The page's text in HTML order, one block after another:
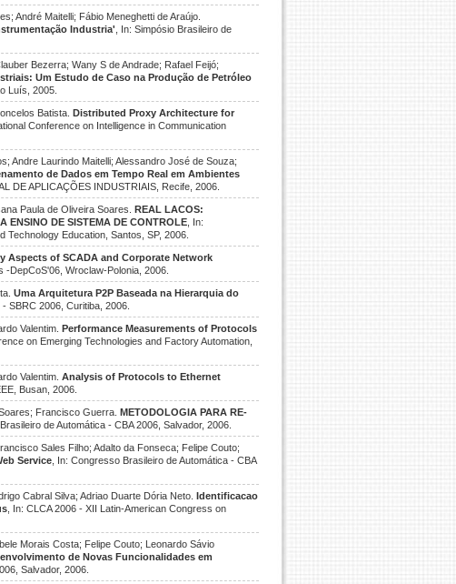
André Maitelli; Fábio Meneghetti de Araújo.
Industria'
, In: Simpósio Brasileiro de
Bezerra; Wany S de Andrade; Rafael Feijó;
Um Estudo de Caso na Produção de Petróleo
Luís, 2005.
Batista. Distributed Proxy Architecture for
Conference on Intelligence in Communication
Andre Laurindo Maitelli; Alessandro José de Souza;
de Dados em Tempo Real em Ambientes
DE APLICAÇÕES INDUSTRIAIS, Recife, 2006.
Paula de Oliveira Soares. REAL LACOS:
ENSINO DE SISTEMA DE CONTROLE , In:
Education, Santos, SP, 2006.
Aspects of SCADA and Corporate Network
-DepCoS'06, Wroclaw-Polonia, 2006.
Uma Arquitetura P2P Baseada na Hierarquia do
SBRC 2006, Curitiba, 2006.
Valentim. Performance Measurements of Protocols
on Emerging Technologies and Factory Automation,
Valentim. Analysis of Protocols to Ethernet
Busan, 2006.
Francisco Guerra. METODOLOGIA PARA RE-
de Automática - CBA 2006, Salvador, 2006.
Sales Filho; Adalto da Fonseca; Felipe Couto;
Service , In: Congresso Brasileiro de Automática - CBA
Cabral Silva; Adriao Duarte Dória Neto. Identificacao
, In: CLCA 2006 - XII Latin-American Congress on
Morais Costa; Felipe Couto; Leonardo Sávio
de Novas Funcionalidades em
Salvador, 2006.